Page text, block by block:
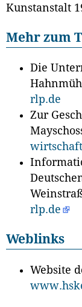
Kunstanstalt
Mehr zum
Die
rlp.de
Zur
rlp.de
Weblinks
Website